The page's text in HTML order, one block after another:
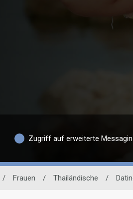
Zugriff auf erweiterte
/ Frauen / Thailändische /